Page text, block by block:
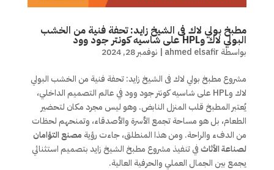
مطبخ بولي لاك فى الشيخ زايد: تحفة فنية من الخشب
البولي لاك وHPL على شاسيه كونتر جود وود
بواسطة ahmed elsafir
| نوفمبر 28, 2024
مشروع مطبخ بولي لاك فى الشيخ زايد: تحفة فنية من الخشب البولي
لاك وHPL على شاسيه كونتر جود وود في عالم التصميم الداخلي،
يُعتبر المطبخ قلب المنزل النابض. وهو ليس مجرد مكان لتحضير
الطعام، بل هو مساحة تجمع الأسرة والأصدقاء، وتمنحهم لحظات
من الدفء والراحة. ومن هذا المنطلق، جاءت رؤية مصنع التؤامان
لصناعة الأثاثفي تنفيذ مشروع مطبخ الشيخ زايد بتصميم استثنائي
يجمع بين الجمال العملي والحرفية العالية.